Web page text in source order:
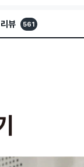
리뷰 561